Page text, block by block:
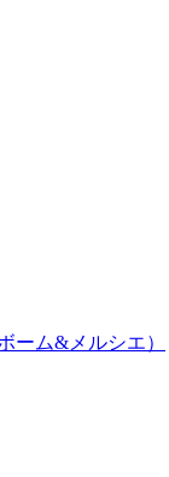
ーム&メルシエ）